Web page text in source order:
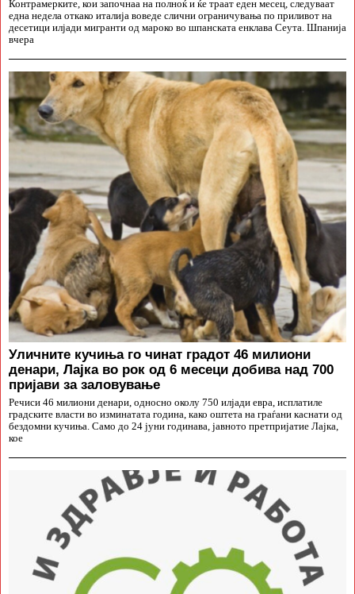
Контрамерките, кои започнаа на полноќ и ќе траат еден месец, следуваат
една недела откако италија воведе слични ограничувања по приливот на
десетици илјади мигранти од мароко во шпанската енклава Сеута. Шпанија
вчера
Уличните кучиња го чинат градот 46 милиони
денари, Лајка во рок од 6 месеци добива над 700
пријави за заловување
Речиси 46 милиони денари, односно околу 750 илјади евра, исплатиле
градските власти во изминатата година, како оштета на граѓани каснати од
бездомни кучиња. Само до 24 јуни годинава, јавното претпријатие Лајка,
кое